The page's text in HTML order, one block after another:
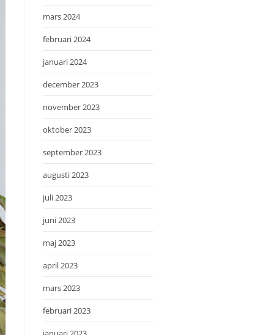
mars 2024
februari 2024
januari 2024
december 2023
november 2023
oktober 2023
september 2023
augusti 2023
juli 2023
juni 2023
maj 2023
april 2023
mars 2023
februari 2023